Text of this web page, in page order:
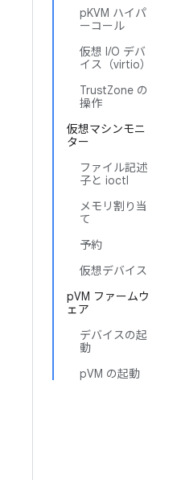
pKVM ハイパ
ーコール
仮想 I/O デバ
イス（virtio）
TrustZone の
操作
仮想マシンモニ
ター
ファイル記述
子と ioctl
メモリ割り当
て
予約
仮想デバイス
pVM ファームウ
ェア
デバイスの起
動
pVM の起動